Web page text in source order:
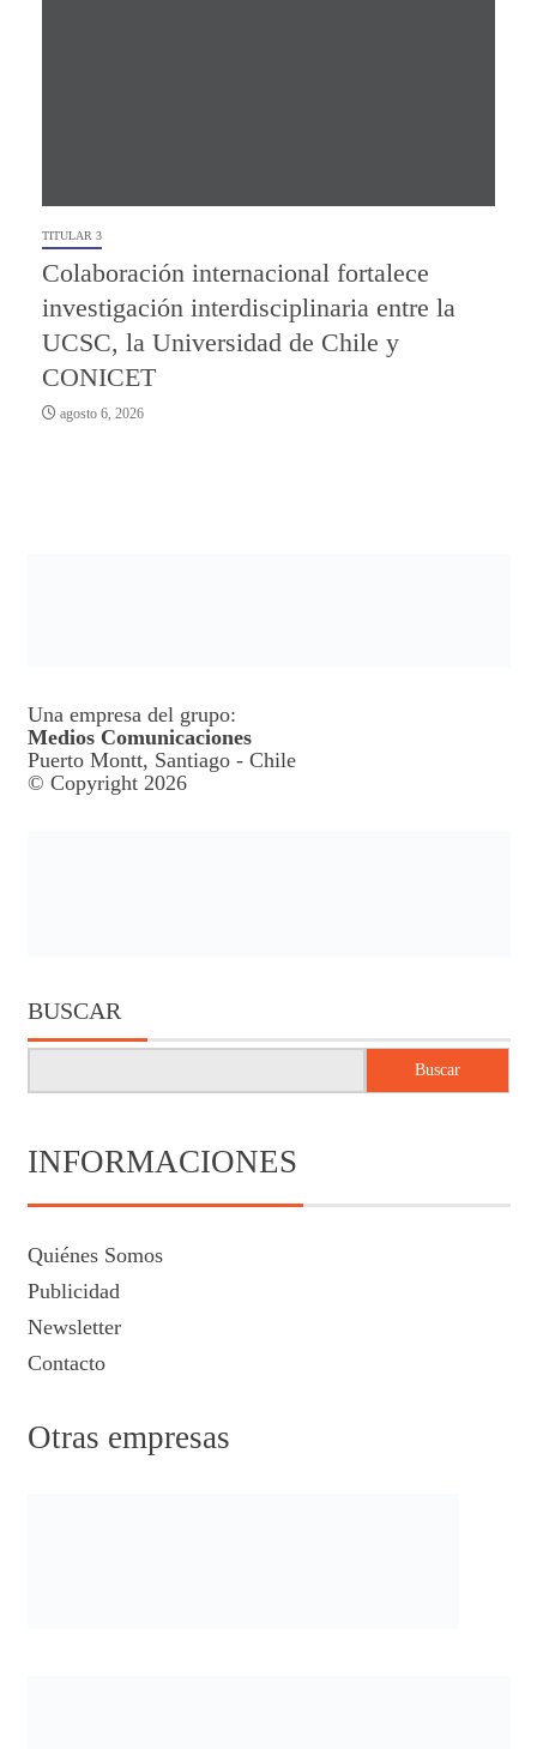
TITULAR 3
Colaboración internacional fortalece
investigación interdisciplinaria entre la
UCSC, la Universidad de Chile y
CONICET
agosto 6, 2026
Una empresa del grupo:
Medios Comunicaciones
Puerto Montt, Santiago - Chile
© Copyright 2026
BUSCAR
Buscar
INFORMACIONES
Quiénes Somos
Publicidad
Newsletter
Contacto
Otras empresas